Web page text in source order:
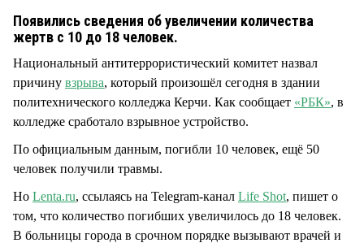
Появились сведения об увеличении количества
жертв с 10 до 18 человек.
Национальный антитеррористический комитет назвал
причину взрыва, который произошёл сегодня в здании
политехнического колледжа Керчи. Как сообщает «РБК», в
колледже сработало взрывное устройство.
По официальным данным, погибли 10 человек, ещё 50
человек получили травмы.
Но Lenta.ru, ссылаясь на Telegram-канал Life Shot, пишет о
том, что количество погибших увеличилось до 18 человек.
В больницы города в срочном порядке вызывают врачей и